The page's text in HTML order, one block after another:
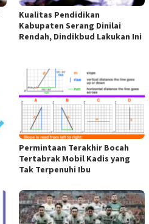
Kualitas Pendidikan
Kabupaten Serang Dinilai
Rendah, Dindikbud Lakukan Ini
Permintaan Terakhir Bocah
Tertabrak Mobil Kadis yang
Tak Terpenuhi Ibu